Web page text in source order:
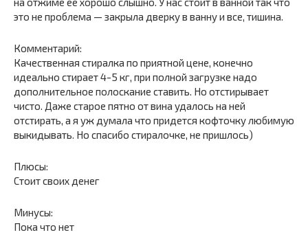
это не проблема — закрыла дверку в ванну и все, тишина.
Комментарий:
Качественная стиралка по приятной цене, конечно
идеально стирает 4-5 кг, при полной загрузке надо
дополнительное полоскание ставить. Но отстирывает
чисто. Даже старое пятно от вина удалось на ней
отстирать, а я уж думала что придется кофточку любимую
выкидывать. Но спасибо стиралочке, не пришлось)
Плюсы:
Стоит своих денег
Минусы:
Пока что нет